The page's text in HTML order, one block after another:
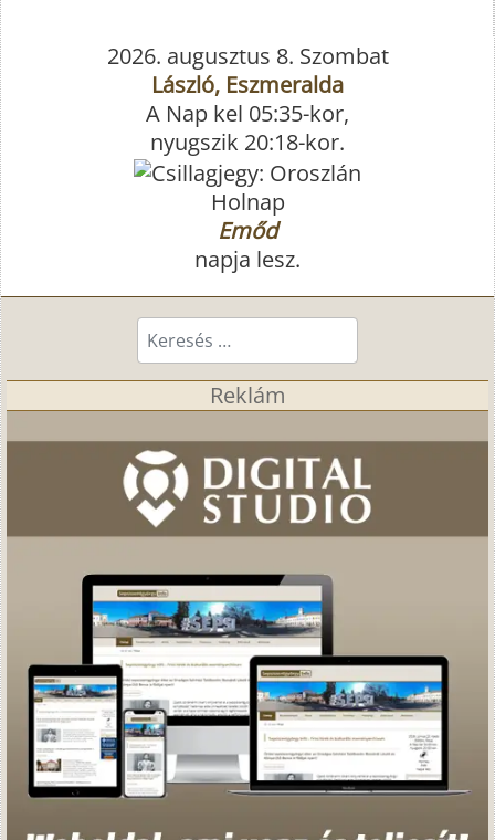
2026. augusztus 8. Szombat
László, Eszmeralda
A Nap kel 05:35-kor,
nyugszik 20:18-kor.
Holnap
Emőd
napja lesz.
Keresés...
Reklám